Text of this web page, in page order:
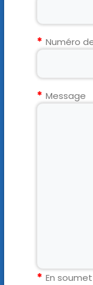
Numéro
Message
En